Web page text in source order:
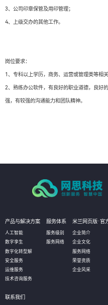
3、公司印章保管及用印管理；
4、上级交办的其他工作。
岗位要求：
1、专科以上学历，商务、运营或管理类等相
2、熟练办公软件，有良好的职业道德，良好
强，有较强的沟通能力和团队精神。
产品与解决方案
人工智能
数字孪生
数字化转型解
安全服务
运维服务
技术咨询服务
服务体系
服务级别
服务网络
米兰网页版·官
企业简介
企业文化
服务网络
荣誉资质
企业风采
联系我们